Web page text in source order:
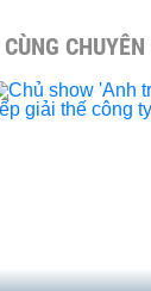
CÙNG